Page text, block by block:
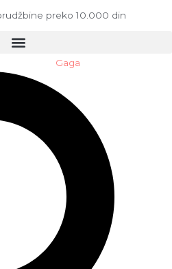
preko 10.000 din